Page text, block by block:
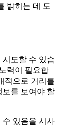
밝히는 데 도
도할 수 있습
력이 필요합
적으로 거리를
보를 보여야 할
있음을 시사